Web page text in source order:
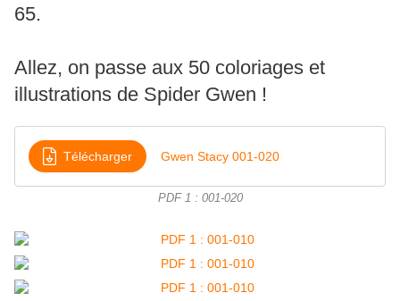
65.
Allez, on passe aux 50 coloriages et
illustrations de Spider Gwen !
Télécharger Gwen Stacy 001-020
PDF 1 : 001-020